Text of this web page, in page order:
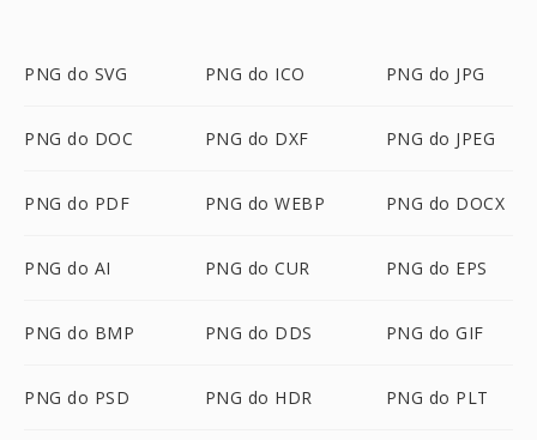
PNG do SVG PNG do ICO PNG do JPG
PNG do DOC PNG do DXF PNG do JPEG
PNG do PDF PNG do WEBP PNG do DOCX
PNG do AI PNG do CUR PNG do EPS
PNG do BMP PNG do DDS PNG do GIF
PNG do PSD PNG do HDR PNG do PLT